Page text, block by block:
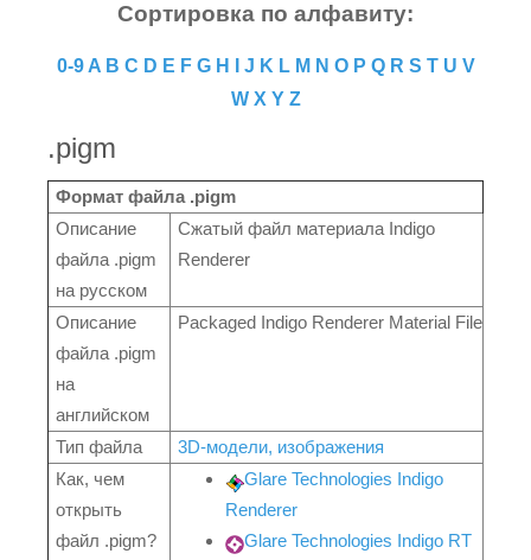
Сортировка по алфавиту:
0-9 A B C D E F G H J K L M N O P Q R S T U V
W X Y Z
.pigm
Формат файла .pigm
Описание
файла .pigm
на русском
Сжатый файл материала Indigo
Renderer
Описание
файла .pigm
на
английском
Packaged Indigo Renderer Material File
Тип файла
3D-модели, изображения
Как, чем
открыть
файл .pigm?
Glare Technologies Indigo
Renderer
Glare Technologies Indigo RT